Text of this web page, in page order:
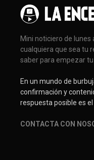
Mini noticiero de
cualquiera que sea tu
saber para empezar tu
En un mundo de
confirmación y
respuesta posible es el
CONTACTA CON